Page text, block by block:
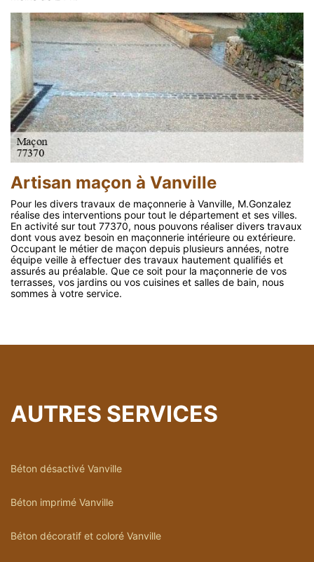
Artisan maçon à Vanville
Pour les divers travaux de maçonnerie à Vanville, M.Gonzalez
réalise des interventions pour tout le département et ses villes.
En activité sur tout 77370, nous pouvons réaliser divers travaux
dont vous avez besoin en maçonnerie intérieure ou extérieure.
Occupant le métier de maçon depuis plusieurs années, notre
équipe veille à effectuer des travaux hautement qualifiés et
assurés au préalable. Que ce soit pour la maçonnerie de vos
terrasses, vos jardins ou vos cuisines et salles de bain, nous
sommes à votre service.
AUTRES SERVICES
Béton désactivé Vanville
Béton imprimé Vanville
Béton décoratif et coloré Vanville